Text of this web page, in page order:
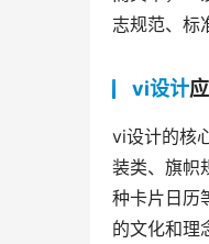
志规范、标
vi设计
vi设计的核
装类、旗帜
种卡片日历
的文化和理